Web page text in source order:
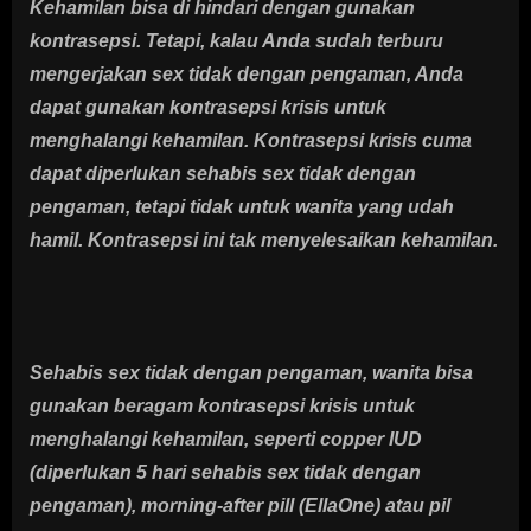
Kehamilan bisa di hindari dengan gunakan
kontrasepsi. Tetapi, kalau Anda sudah terburu
mengerjakan sex tidak dengan pengaman, Anda
dapat gunakan kontrasepsi krisis untuk
menghalangi kehamilan. Kontrasepsi krisis cuma
dapat diperlukan sehabis sex tidak dengan
pengaman, tetapi tidak untuk wanita yang udah
hamil. Kontrasepsi ini tak menyelesaikan kehamilan.
Sehabis sex tidak dengan pengaman, wanita bisa
gunakan beragam kontrasepsi krisis untuk
menghalangi kehamilan, seperti copper IUD
(diperlukan 5 hari sehabis sex tidak dengan
pengaman), morning-after pill (EllaOne) atau pil